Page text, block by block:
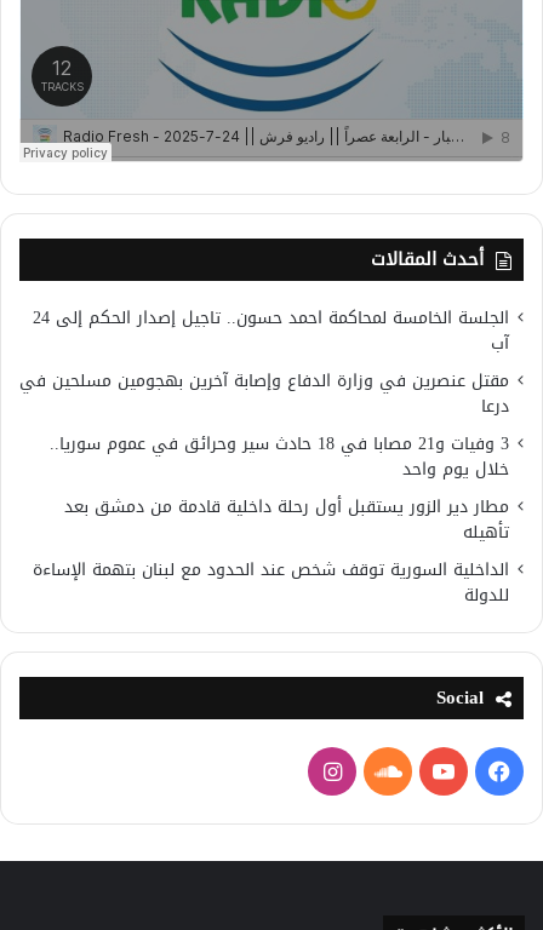
أحدث المقالات
الجلسة الخامسة لمحاكمة احمد حسون.. تاجيل إصدار الحكم إلى 24
آب
مقتل عنصرين في وزارة الدفاع وإصابة آخرين بهجومين مسلحين في
درعا
3 وفيات و21 مصابا في 18 حادث سير وحرائق في عموم سوريا..
خلال يوم واحد
مطار دير الزور يستقبل أول رحلة داخلية قادمة من دمشق بعد
تأهيله
الداخلية السورية توقف شخص عند الحدود مع لبنان بتهمة الإساءة
للدولة
Social
فيسبوكيوتيوبساوند
كلاود
انستقرام